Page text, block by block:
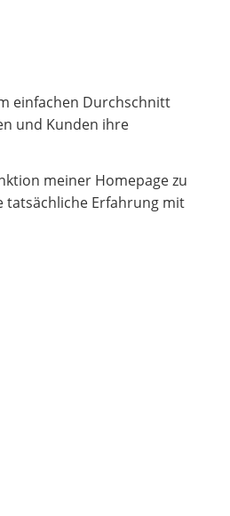
einfachen Durchschnitt
und Kunden ihre
meiner Homepage zu
tatsächliche Erfahrung mit